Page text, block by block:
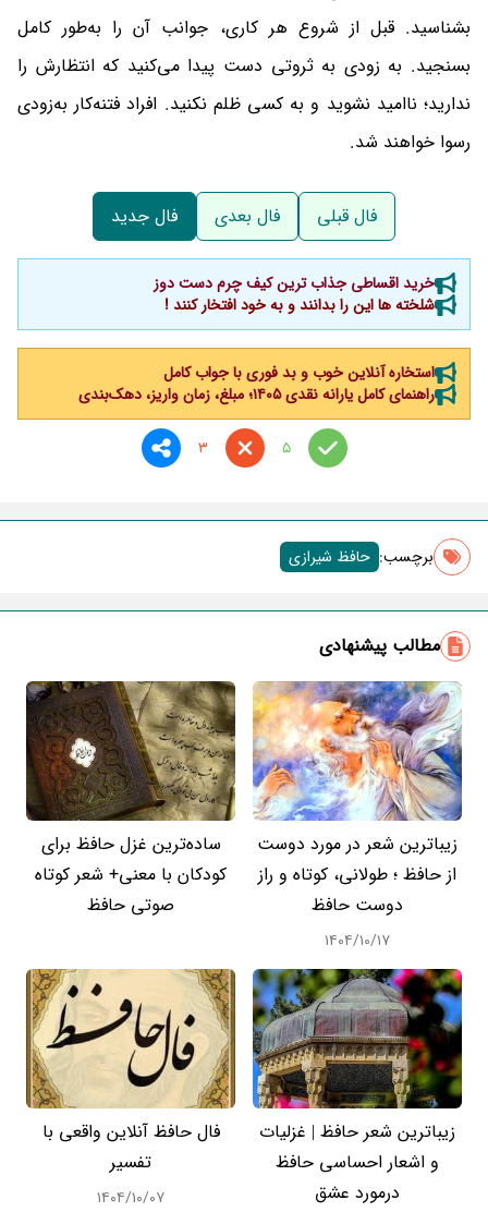
بشناسید. قبل از شروع هر کاری، جوانب آن را به‌طور کامل
بسنجید. به زودی به ثروتی دست پیدا می‌کنید که انتظارش را
ندارید؛ ناامید نشوید و به کسی ظلم نکنید. افراد فتنه‌کار به‌زودی
رسوا خواهند شد.
فال قبلی فال بعدی فال جدید
خرید اقساطی جذاب ترین کیف چرم دست دوز
شلخته ها این را بدانند و به خود افتخار کنند !
استخاره آنلاین خوب و بد فوری با جواب کامل
راهنمای کامل یارانه نقدی ۱۴۰۵؛ مبلغ، زمان واریز، دهک‌بندی
5
3
برچسب‌: حافظ شیرازی
مطالب پیشنهادی
زیباترین شعر در مورد دوست
از حافظ ؛ طولانی، کوتاه و راز
دوست حافظ
۱۴۰۴/۱۰/۱۷
ساده‌ترین غزل حافظ برای
کودکان با معنی+ شعر کوتاه
صوتی حافظ
زیباترین شعر حافظ | غزلیات
و اشعار احساسی حافظ
درمورد عشق
فال حافظ آنلاین واقعی با
تفسیر
۱۴۰۴/۱۰/۰۷